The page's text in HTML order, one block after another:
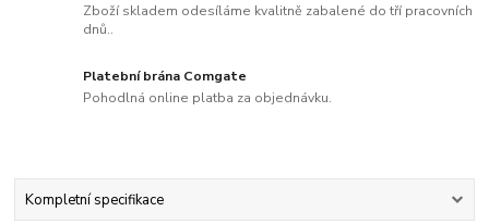
Zboží skladem odesíláme kvalitně zabalené do tří pracovních
dnů..
Platební brána Comgate
Pohodlná online platba za objednávku.
Kompletní specifikace